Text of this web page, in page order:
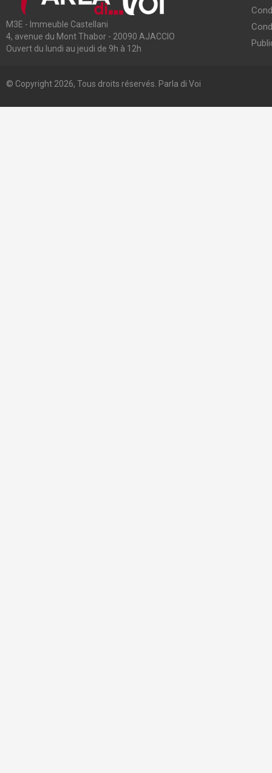
M3E - Immeuble Castellani
4, avenue du Mont Thabor - 20090 AJACCIO
Ouvert du lundi au jeudi de 9h à 12h
© Copyright 2026, Tous droits réservés. Parla di Voi